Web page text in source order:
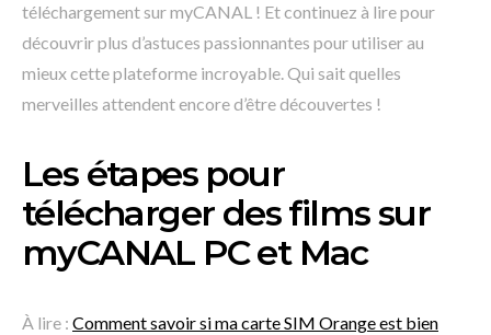
téléchargement sur myCANAL ! Et continuez à lire pour
découvrir plus d’astuces passionnantes pour utiliser au
mieux cette plateforme incroyable. Qui sait quelles
merveilles attendent encore d’être découvertes !
Les étapes pour
télécharger des films sur
myCANAL PC et Mac
À lire : Comment savoir si ma carte SIM Orange est bien